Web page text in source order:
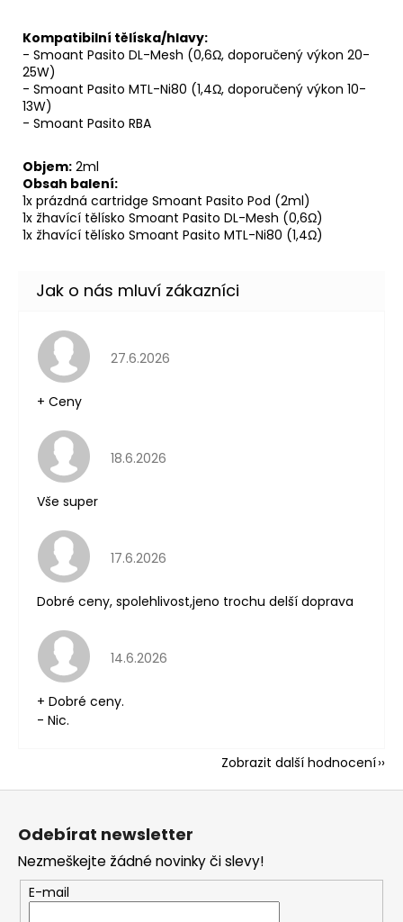
Kompatibilní tělíska/hlavy:
- Smoant Pasito DL-Mesh (0,6Ω, doporučený výkon 20-
25W)
- Smoant Pasito MTL-Ni80 (1,4Ω, doporučený výkon 10-
13W)
- Smoant Pasito RBA
Objem: 2ml
Obsah balení:
1x prázdná cartridge Smoant Pasito Pod (2ml)
1x žhavící tělísko Smoant Pasito DL-Mesh (0,6Ω)
1x žhavící tělísko Smoant Pasito MTL-Ni80 (1,4Ω)
Hodnocení obchodu je 5 z 5 hvězdiček.
27.6.2026
+ Ceny
Hodnocení obchodu je 5 z 5 hvězdiček.
18.6.2026
Vše super
Hodnocení obchodu je 5 z 5 hvězdiček.
17.6.2026
Dobré ceny, spolehlivost,jeno trochu delší doprava
Hodnocení obchodu je 5 z 5 hvězdiček.
14.6.2026
+ Dobré ceny.
- Nic.
Zobrazit další hodnocení
Z
Odebírat newsletter
Nezmeškejte žádné novinky či slevy!
E-mail